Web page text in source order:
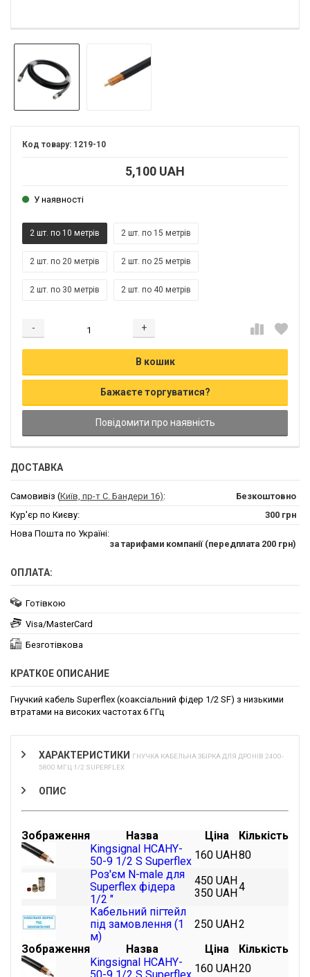
1219-10
5,100 UAH
У наявності
2 шт. по 10 метрів 2 шт. по 15 метрів
2 шт. по 20 метрів 2 шт. по 25 метрів
2 шт. по 30 метрів 2 шт. по 40 метрів
- +
Додається...
В кошик
Додано
Бажаєте торгуватися?
Повідомити про наявність
ДОСТАВКА
Самовивіз (Київ, пр-т С. Бандери 16):
Безкоштовно
Кур'єр по Києву:
300 грн
Нова Пошта по Україні:
за тарифами компанії (передплата 200 грн)
ОПЛАТА:
Готівкою
Visa/MasterCard
Безготівкова
КРАТКОЕ ОПИСАНИЕ
Гнучкий кабель Superflex (коаксіальний фідер 1/2 SF) з низькими
втратами на високих частотах 6 ГГц
ХАРАКТЕРИСТИКИ ГНУЧКА КАБЕЛЬНА ЗБІРКА ДЛЯ ДРОНІВ 2400-
5800 МГЦ 1/2 SUPERFLEX
ОПИС
Зображення Назва Ціна
Кількість
Kingsignal HCAHY-
50-9 1/2 S Superflex 160 UAH80
Роз'єм N-male для
Superflex фідера
1/2 "
450 UAH
350 UAH4
Кабельний пігтейл
під замовлення (1
м)
250 UAH2
Зображення
Назва Ціна
Кількість
Kingsignal HCAHY-
50-9 1/2 S Superflex 160 UAH20